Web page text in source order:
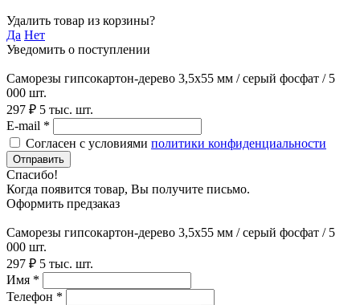
Удалить товар из корзины?
Да Нет
Уведомить о поступлении
Саморезы гипсокартон-дерево 3,5х55 мм / серый фосфат / 5
000 шт.
297 ₽ 5 тыс. шт.
E-mail *
Согласен с условиями политики конфиденциальности
Отправить
Спасибо!
Когда появится товар, Вы получите письмо.
Оформить предзаказ
Саморезы гипсокартон-дерево 3,5х55 мм / серый фосфат / 5
000 шт.
297 ₽ 5 тыс. шт.
Имя *
Телефон *